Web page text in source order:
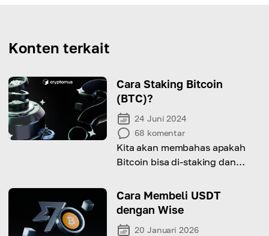
Konten terkait
Cara Staking Bitcoin
(BTC)?
24 Juni 2024
68 komentar
Kita akan membahas apakah
Bitcoin bisa di-staking dan
Cara Membeli USDT
dengan Wise
20 Januari 2026